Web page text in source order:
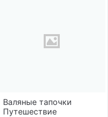
Валяные тапочки
Путешествие